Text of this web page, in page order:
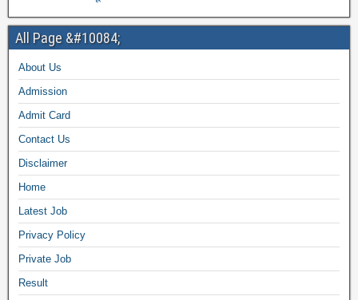
All Page &#10084;
About Us
Admission
Admit Card
Contact Us
Disclaimer
Home
Latest Job
Privacy Policy
Private Job
Result